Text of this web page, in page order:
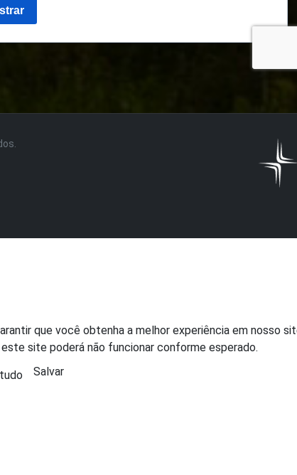
que você obtenha a melhor experiência em nosso
site poderá não funcionar conforme esperado.
Salvar